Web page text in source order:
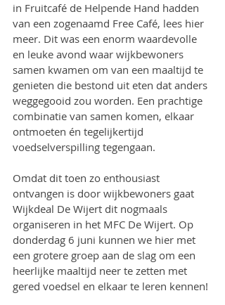
in Fruitcafé de Helpende Hand hadden
van een zogenaamd Free Café, lees hier
meer. Dit was een enorm waardevolle
en leuke avond waar wijkbewoners
samen kwamen om van een maaltijd te
genieten die bestond uit eten dat anders
weggegooid zou worden. Een prachtige
combinatie van samen komen, elkaar
ontmoeten én tegelijkertijd
voedselverspilling tegengaan.
Omdat dit toen zo enthousiast
ontvangen is door wijkbewoners gaat
Wijkdeal De Wijert dit nogmaals
organiseren in het MFC De Wijert. Op
donderdag 6 juni kunnen we hier met
een grotere groep aan de slag om een
heerlijke maaltijd neer te zetten met
gered voedsel en elkaar te leren kennen!